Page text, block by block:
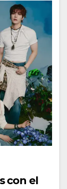
con el